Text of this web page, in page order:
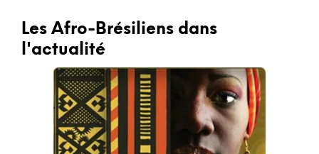
Les Afro-Brésiliens dans
l'actualité